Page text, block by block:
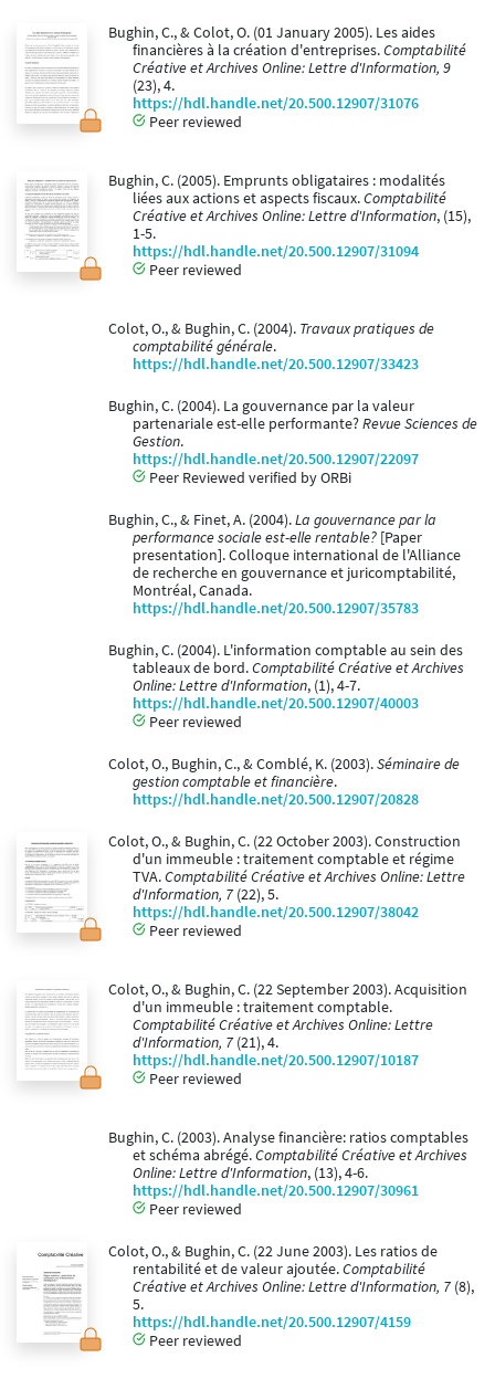
Bughin, C., & Colot, O. (01 January 2005). Les aides
financières à la création d'entreprises.Comptabilité
Créative et Archives Online: Lettre d'Information, 9
(23), 4.
https://hdl.handle.net/20.500.12907/31076
Peer reviewed
Bughin, C. (2005). Emprunts obligataires : modalités
liées aux actions et aspects fiscaux.Comptabilité
Créative et Archives Online: Lettre d'Information, (15),
1-5.
https://hdl.handle.net/20.500.12907/31094
Peer reviewed
Colot, O., & Bughin, C. (2004). Travaux pratiques de
comptabilité générale.
https://hdl.handle.net/20.500.12907/33423
Bughin, C. (2004). La gouvernance par la valeur
partenariale est-elle performante?Revue Sciences de
Gestion.
https://hdl.handle.net/20.500.12907/22097
Peer Reviewed verified by ORBi
Bughin, C., & Finet, A. (2004).La gouvernance par la
performance sociale est-elle rentable? [Paper
presentation]. Colloque international de l'Alliance
de recherche en gouvernance et juricomptabilité,
Montréal, Canada.
https://hdl.handle.net/20.500.12907/35783
Bughin, C. (2004). L'information comptable au sein des
tableaux de bord.Comptabilité Créative et Archives
Online: Lettre d'Information, (1), 4-7.
https://hdl.handle.net/20.500.12907/40003
Peer reviewed
Colot, O., Bughin, C., & Comblé, K. (2003).Séminaire de
gestion comptable et financière.
https://hdl.handle.net/20.500.12907/20828
Colot, O., & Bughin, C. (22 October 2003). Construction
d'un immeuble : traitement comptable et régime
TVA.Comptabilité Créative et Archives Online: Lettre
d'Information, 7 (22), 5.
https://hdl.handle.net/20.500.12907/38042
Peer reviewed
Colot, O., & Bughin, C. (22 September 2003). Acquisition
d'un immeuble : traitement comptable.
Comptabilité Créative et Archives Online: Lettre
d'Information, 7 (21), 4.
https://hdl.handle.net/20.500.12907/10187
Peer reviewed
Bughin, C. (2003). Analyse financière: ratios comptables
et schéma abrégé.Comptabilité Créative et Archives
Online: Lettre d'Information, (13), 4-6.
https://hdl.handle.net/20.500.12907/30961
Peer reviewed
Colot, O., & Bughin, C. (22 June 2003). Les ratios de
rentabilité et de valeur ajoutée.Comptabilité
Créative et Archives Online: Lettre d'Information, 7 (8),
5.
https://hdl.handle.net/20.500.12907/4159
Peer reviewed